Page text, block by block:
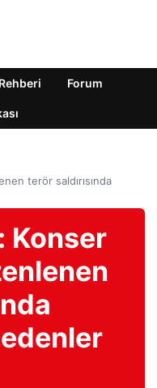
Forum
terör saldırısında
Konser